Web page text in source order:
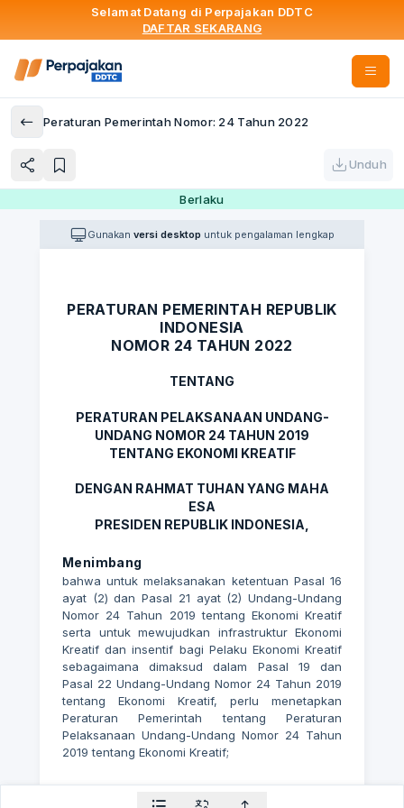
Selamat Datang di Perpajakan DDTC
DAFTAR SEKARANG
Peraturan Pemerintah Nomor: 24 Tahun 2022
Unduh
Berlaku
Gunakan versi desktop untuk pengalaman lengkap
PERATURAN PEMERINTAH REPUBLIK
INDONESIA
NOMOR 24 TAHUN 2022
TENTANG
PERATURAN PELAKSANAAN UNDANG-
UNDANG NOMOR 24 TAHUN 2019
TENTANG EKONOMI KREATIF
DENGAN RAHMAT TUHAN YANG MAHA
ESA
PRESIDEN REPUBLIK INDONESIA,
Menimbang
bahwa untuk melaksanakan ketentuan Pasal 16
ayat (2) dan Pasal 21 ayat (2) Undang-Undang
Nomor 24 Tahun 2019 tentang Ekonomi Kreatif
serta untuk mewujudkan infrastruktur Ekonomi
Kreatif dan insentif bagi Pelaku Ekonomi Kreatif
sebagaimana dimaksud dalam Pasal 19 dan
Pasal 22 Undang-Undang Nomor 24 Tahun 2019
tentang Ekonomi Kreatif, perlu menetapkan
Peraturan Pemerintah tentang Peraturan
Pelaksanaan Undang-Undang Nomor 24 Tahun
2019 tentang Ekonomi Kreatif;
Mengingat